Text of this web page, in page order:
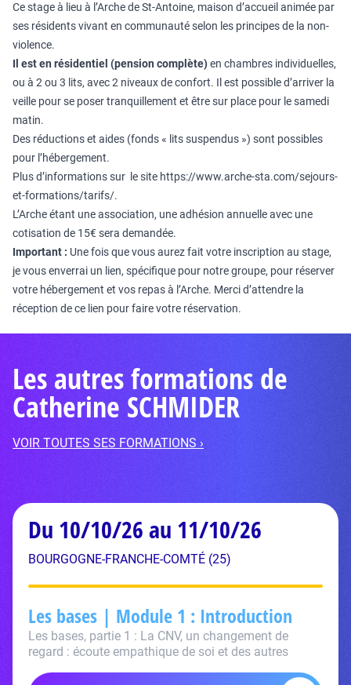
Ce stage à lieu à l’Arche de St-Antoine, maison d’accueil animée par
ses résidents vivant en communauté selon les principes de la non-
violence.
Il est en résidentiel (pension complète)en chambres individuelles,
ou à 2 ou 3 lits, avec 2 niveaux de confort. Il est possible d’arriver la
veille pour se poser tranquillement et être sur place pour le samedi
matin.
Des réductions et aides (fonds « lits suspendus ») sont possibles
pour l’hébergement.
Plus d’informations sur le site https://www.arche-sta.com/sejours-
et-formations/tarifs/.
L’Arche étant une association, une adhésion annuelle avec une
cotisation de 15€ sera demandée.
Important : Une fois que vous aurez fait votre inscription au stage,
je vous enverrai un lien, spécifique pour notre groupe, pour réserver
votre hébergement et vos repas à l’Arche. Merci d’attendre la
réception de ce lien pour faire votre réservation.
Les autres formations de
Catherine SCHMIDER
VOIR TOUTES SES FORMATIONS ›
Du 10/10/26 au 11/10/26
BOURGOGNE-FRANCHE-COMTÉ (25)
Les bases | Module 1 : Introduction
Les bases, partie 1 : La CNV, un changement de
regard : écoute empathique de soi et des autres